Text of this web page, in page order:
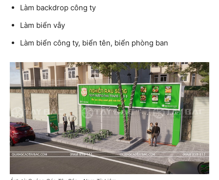
Làm backdrop công ty
Làm biển vẫy
Làm biển công ty, biển tên, biển phòng ban